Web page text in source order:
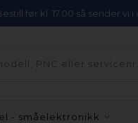
før kl. 17.00 så sender vi i
- småelektronikk